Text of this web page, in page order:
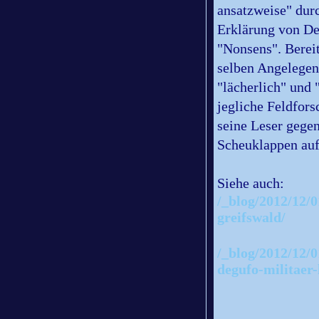
ansatzweise"
Erklärung von
"Nonsens".
selben
"lächerlich" und
jegliche
seine Leser
Scheuklappen
Siehe auch:
/_blog/2012/12/
greifswald/
/_blog/2012/12/
degufo-